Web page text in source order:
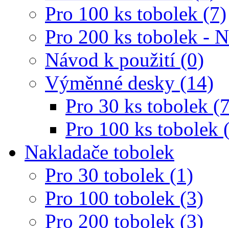
Pro 100 ks tobolek (7)
Pro 200 ks tobolek -
Návod k použití (0)
Výměnné desky (14)
Pro 30 ks tobolek
Pro 100 ks tobolek
Nakladače tobolek
Pro 30 tobolek (1)
Pro 100 tobolek (3)
Pro 200 tobolek (3)